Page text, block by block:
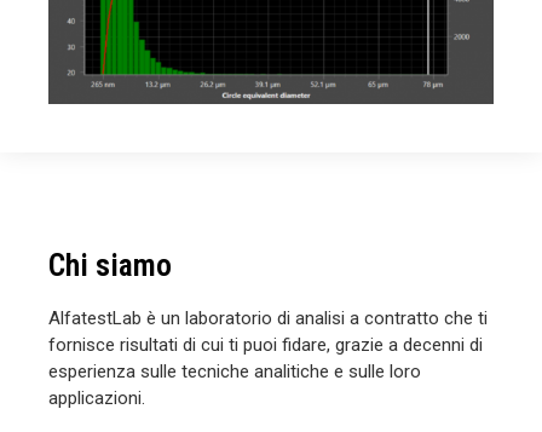
Chi siamo
AlfatestLab è un laboratorio di analisi a contratto che ti
fornisce risultati di cui ti puoi fidare, grazie a decenni di
esperienza sulle tecniche analitiche e sulle loro
applicazioni.